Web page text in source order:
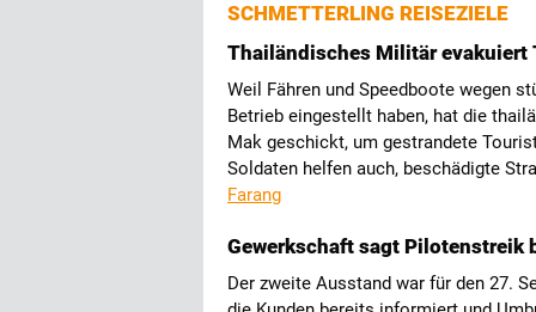
SCHMETTERLING REISEZIELE
Thailändisches Militär evakuiert
Weil Fähren und Speedboote wegen
Betrieb eingestellt haben, hat die
Mak geschickt, um gestrandete
Soldaten helfen auch, beschädigte
Farang
Gewerkschaft sagt Pilotenstreik
Der zweite Ausstand war für den 27.